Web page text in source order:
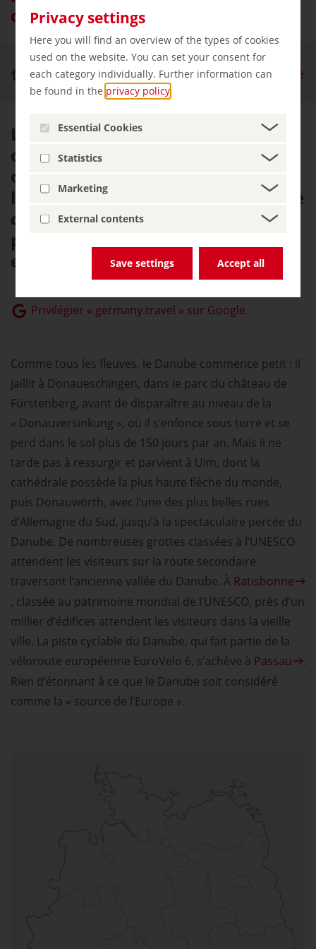
Privacy settings
Here you will find an overview of the types of cookies
used on the website. You can set your consent for
each category individually. Further information can
be found in the privacy policy
Essential Cookies
Statistics
Marketing
External contents
Save settings Accept all
compagnie d’un fleuve légendaire
Nature et outdoor Piste cyclable du Danube
Le Danube : on l’a chanté, des
compositeurs lui ont consacré des
œuvres et des légendes
l’accompagnent. Le long de la Piste
cyclable du Danube, on comprend
pourquoi le fleuve a toujours
exercé un tel attrait.
Privilégier « germany.travel » sur Google
Comme tous les fleuves, le Danube commence petit : il
jaillit à Donaueschingen, dans le parc du château de
Fürstenberg, avant de disparaître au niveau de la
« Donauversinkung », où il s’enfonce sous terre et se
perd dans le sol plus de 150 jours par an. Mais il ne
tarde pas à ressurgir et parvient à Ulm, dont la
cathédrale possède la plus haute flèche du monde,
puis Donauwörth, avec l’une des plus belles rues
d’Allemagne du Sud, jusqu’à la spectaculaire percée du
Danube. De nombreuses grottes classées à l’UNESCO
attendent les visiteurs sur la route secondaire
traversant l’ancienne vallée du Danube. À Ratisbonne
, classée au patrimoine mondial de l’UNESCO, près d’un
millier d’édifices attendent les visiteurs dans la vieille
ville. La piste cyclable du Danube, qui fait partie de la
véloroute européenne EuroVelo 6, s’achève à Passau
.
Rien d’étonnant à ce que le Danube soit considéré
comme la « source de l’Europe ».